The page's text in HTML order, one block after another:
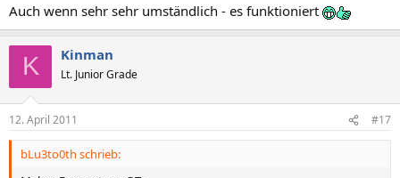
Auch wenn sehr sehr umständlich - es funktioniert
K Kinman
Lt. Junior Grade
12. April 2011 #17
bLu3to0th schrieb: